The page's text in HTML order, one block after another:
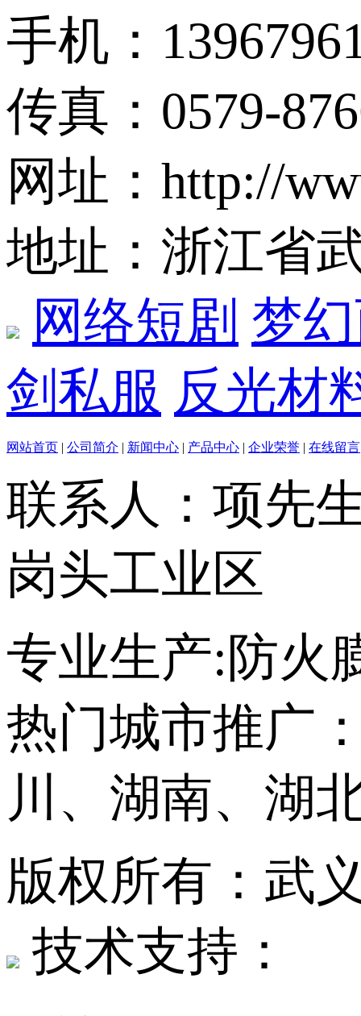
手机：
传真：0579-
网址：http://
地址：浙江省
网络短剧 梦
剑私服 反光材
网站首页 | 公司简介 | 新闻中心 | 产品中心 | 企业荣誉 | 在线留言
联系人：项先
岗头工业区
专业生产:防火
热门城市推广
川、湖南、湖
版权所有：武
技术支持：